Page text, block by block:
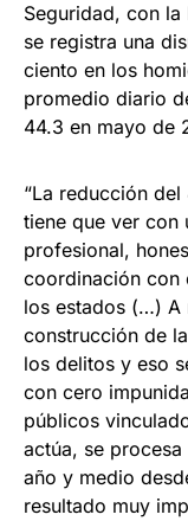
Seguridad, con la
se registra una
ciento en los
promedio diario
44.3 en mayo de
“La reducción
tiene que ver con
profesional,
coordinación con
los estados (…) A
construcción de
los delitos y eso
con cero
públicos
actúa, se
año y medio
resultado muy